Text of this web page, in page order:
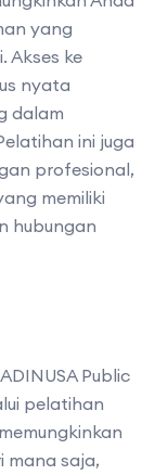
yang
Akses ke
nyata
dalam
ini juga
profesional,
memiliki
hubungan
Public
pelatihan
mana saja,